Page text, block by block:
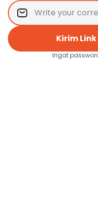
Kirim
Ingat